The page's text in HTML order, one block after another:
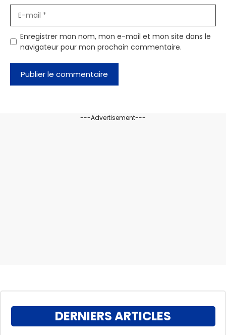
mail
Enregistrer mon nom, mon e-mail et mon site dans le
navigateur pour mon prochain commentaire.
---Advertisement---
DERNIERS ARTICLES